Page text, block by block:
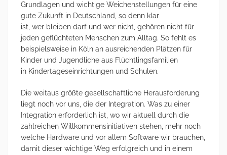
Grundlagen und wichtige Weichenstellungen für eine
gute Zukunft in Deutschland, so denn klar
ist, wer bleiben darf und wer nicht, gehören nicht für
jeden geflüchteten Menschen zum Alltag. So fehlt es
beispielsweise in Köln an ausreichenden Plätzen für
Kinder und Jugendliche aus Flüchtlingsfamilien
in Kindertageseinrichtungen und Schulen.
Die weitaus größte gesellschaftliche Herausforderung
liegt noch vor uns, die der Integration. Was zu einer
Integration erforderlich ist, wo wir aktuell durch die
zahlreichen Willkommensinitiativen stehen, mehr noch
welche Hardware und vor allem Software wir brauchen,
damit dieser wichtige Weg erfolgreich und in einem